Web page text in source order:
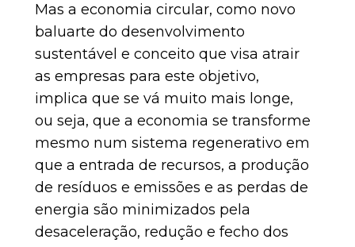
Mas a economia circular, como novo
baluarte do desenvolvimento
sustentável e conceito que visa atrair
as empresas para este objetivo,
implica que se vá muito mais longe,
ou seja, que a economia se transforme
mesmo num sistema regenerativo em
que a entrada de recursos, a produção
de resíduos e emissões e as perdas de
energia são minimizados pela
desaceleração, redução e fecho dos